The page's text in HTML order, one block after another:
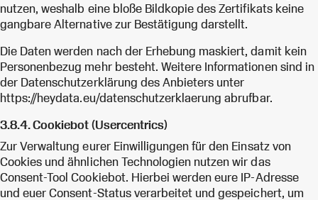
nutzen, weshalb eine bloße Bildkopie des Zertifikats keine
gangbare Alternative zur Bestätigung darstellt.
Die Daten werden nach der Erhebung maskiert, damit kein
Personenbezug mehr besteht. Weitere Informationen sind in
der Datenschutzerklärung des Anbieters unter
https://heydata.eu/datenschutzerklaerung abrufbar.
3.8.4. Cookiebot (Usercentrics)
Zur Verwaltung eurer Einwilligungen für den Einsatz von
Cookies und ähnlichen Technologien nutzen wir das
Consent-Tool Cookiebot. Hierbei werden eure IP-Adresse
und euer Consent-Status verarbeitet und gespeichert, um